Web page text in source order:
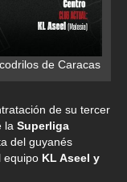
de Caracas
de su tercer
la Superliga
del guyanés
equipo KL Aseel y